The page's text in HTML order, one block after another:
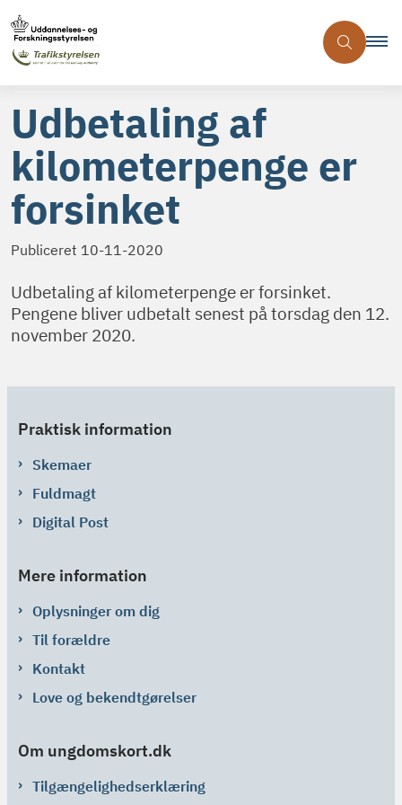
Udbetaling af
kilometerpenge er
forsinket
Publiceret 10-11-2020
Udbetaling af kilometerpenge er forsinket.
Pengene bliver udbetalt senest på torsdag den 12.
november 2020.
Praktisk information
Skemaer
Fuldmagt
Digital Post
Mere information
Oplysninger om dig
Til forældre
Kontakt
Love og bekendtgørelser
Om ungdomskort.dk
Tilgængelighedserklæring